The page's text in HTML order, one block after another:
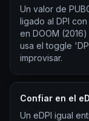
Un valor de
ligado al DPI
en DOOM
usa el toggle
improvisar.
Confiar en el
Un eDPI igual